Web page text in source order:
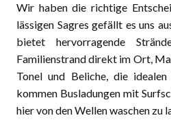
Wir haben die richtige
lässigen Sagres gefällt es uns
bietet hervorragende
Familienstrand direkt im Ort,
Tonel und Beliche, die
kommen Busladungen mit
hier von den Wellen waschen zu